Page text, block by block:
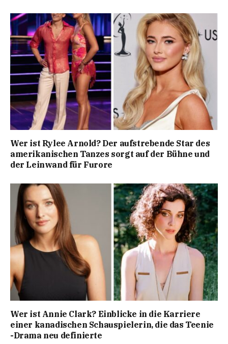
Wer ist Rylee Arnold? Der aufstrebende Star des
amerikanischen Tanzes sorgt auf der Bühne und
der Leinwand für Furore
Wer ist Annie Clark? Einblicke in die Karriere
einer kanadischen Schauspielerin, die das Teenie
-Drama neu definierte